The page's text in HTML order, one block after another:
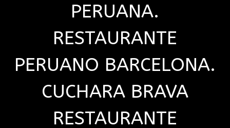
PERUANA.
RESTAURANTE
PERUANO BARCELONA.
CUCHARA BRAVA
RESTAURANTE